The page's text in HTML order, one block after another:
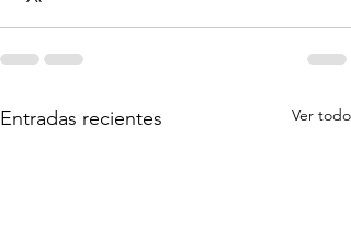
Entradas recientes Ver todo